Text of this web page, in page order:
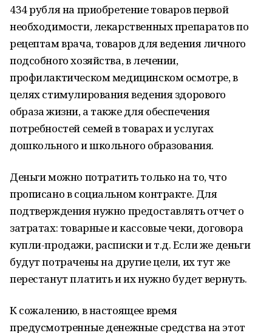
434 рубля на приобретение товаров первой
необходимости, лекарственных препаратов по
рецептам врача, товаров для ведения личного
подсобного хозяйства, в лечении,
профилактическом медицинском осмотре, в
целях стимулирования ведения здорового
образа жизни, а также для обеспечения
потребностей семей в товарах и услугах
дошкольного и школьного образования.
Деньги можно потратить только на то, что
прописано в социальном контракте. Для
подтверждения нужно предоставлять отчет о
затратах: товарные и кассовые чеки, договора
купли-продажи, расписки и т.д. Если же деньги
будут потрачены на другие цели, их тут же
перестанут платить и их нужно будет вернуть.
К сожалению, в настоящее время
предусмотренные денежные средства на этот